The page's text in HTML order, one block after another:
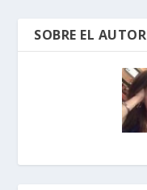
SOBRE EL AUTOR